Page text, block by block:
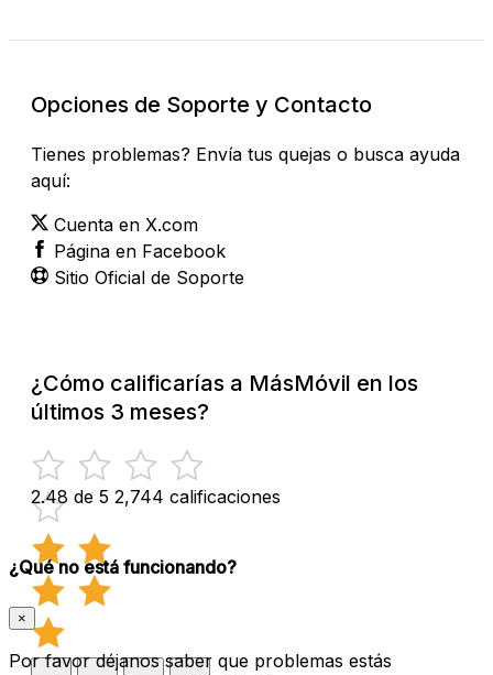
Opciones de Soporte y Contacto
Tienes problemas? Envía tus quejas o busca ayuda
aquí:
Cuenta en X.com
Página en Facebook
Sitio Oficial de Soporte
¿Cómo calificarías a MásMóvil en los
últimos 3 meses?
2.48 de 5 2,744 calificaciones
¿Qué no está funcionando?
×
Por favor déjanos saber que problemas estás